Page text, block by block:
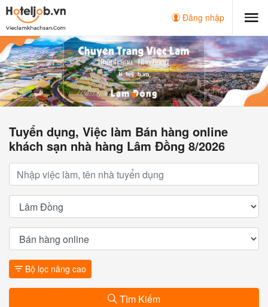
Đăng nhập
Tuyển dụng, Việc làm Bán hàng online
khách sạn nhà hàng Lâm Đồng 8/2026
Bộ lọc nâng cao
Tìm Kiếm